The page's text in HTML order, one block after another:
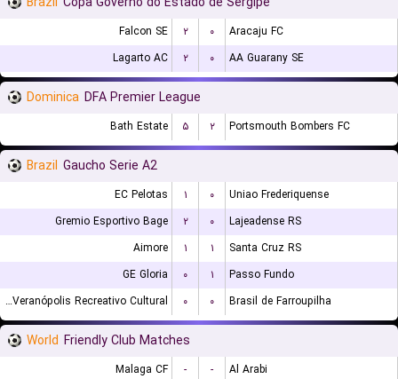
Falcon SE ۲ ۰
Aracaju FC
Lagarto AC
۲ ۰ AA Guarany SE
Dominica DFA Premier League
Bath Estate ۵ ۲ Portsmouth Bombers FC
Brazil Gaucho Serie A2
EC Pelotas ۱ ۰
Uniao Frederiquense
Gremio Esportivo Bage
۲ ۰
Lajeadense RS
Aimore
۱ ۱
Santa Cruz RS
GE Gloria
۰ ۱
Passo Fundo
EC Veranópolis Recreativo Cultural
۰ ۰ Brasil de Farroupilha
World Friendly Club Matches
Malaga CF - -
Al Arabi